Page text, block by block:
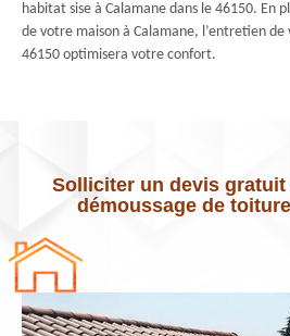
habitat sise à Calamane dans le 46150. En
de votre maison à Calamane, l’entretien
46150 optimisera votre confort.
Solliciter un devis gratuit
démoussage de